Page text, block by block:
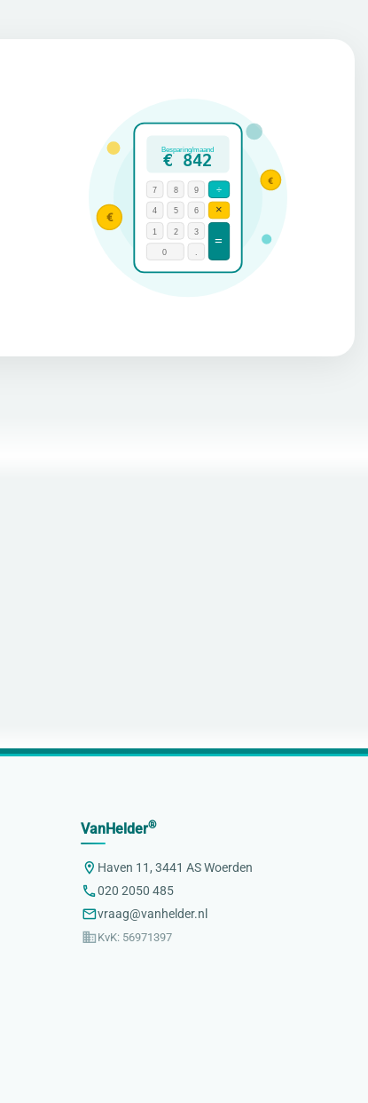
Besparing/maand
€ 842
7 8 9
4 5 6
1 2 3
0 .
÷
×
=
€
€
VanHelder®
Haven 11, 3441 AS Woerden
020 2050 485
vraag@vanhelder.nl
KvK: 56971397